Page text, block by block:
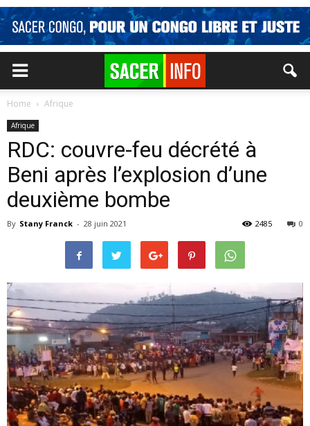
Home Afrique
Afrique
RDC: couvre-feu décrété à
Beni après l’explosion d’une
deuxième bombe
By Stany Franck - 28 juin 2021 0
2485